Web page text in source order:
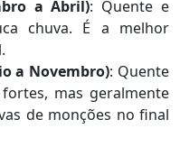
a Abril): Quente e
chuva. É a melhor
a Novembro): Quente
mas geralmente
de monções no final